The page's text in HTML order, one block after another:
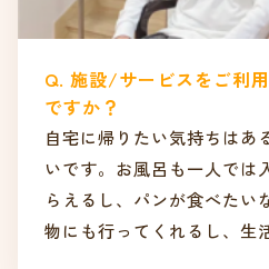
Q. 施設/サービスをご利
ですか？
自宅に帰りたい気持ちはあ
いです。お風呂も一人では
らえるし、パンが食べたい
物にも行ってくれるし、生